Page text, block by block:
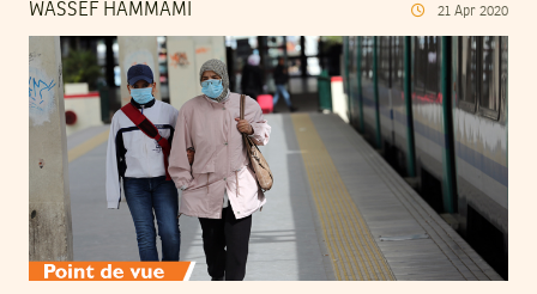
WASSEF HAMMAMI 21 Apr 2020